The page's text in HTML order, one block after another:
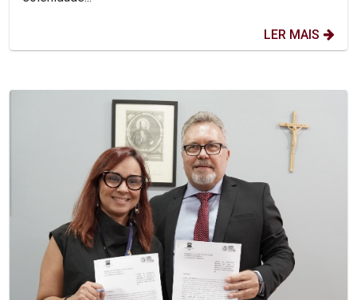
LER MAIS